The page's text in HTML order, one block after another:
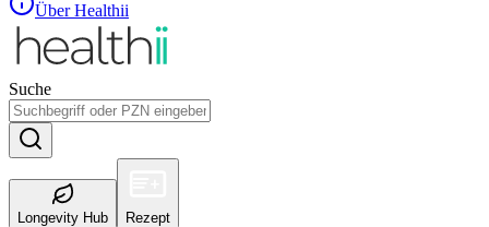
Über Healthii
Suche
Longevity Hub Rezept